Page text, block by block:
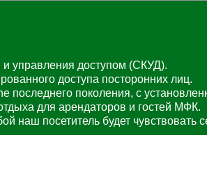
управления доступом (СКУД).
доступа посторонних лиц.
поколения, с
для арендаторов и гостей МФК.
наш посетитель будет чувствовать